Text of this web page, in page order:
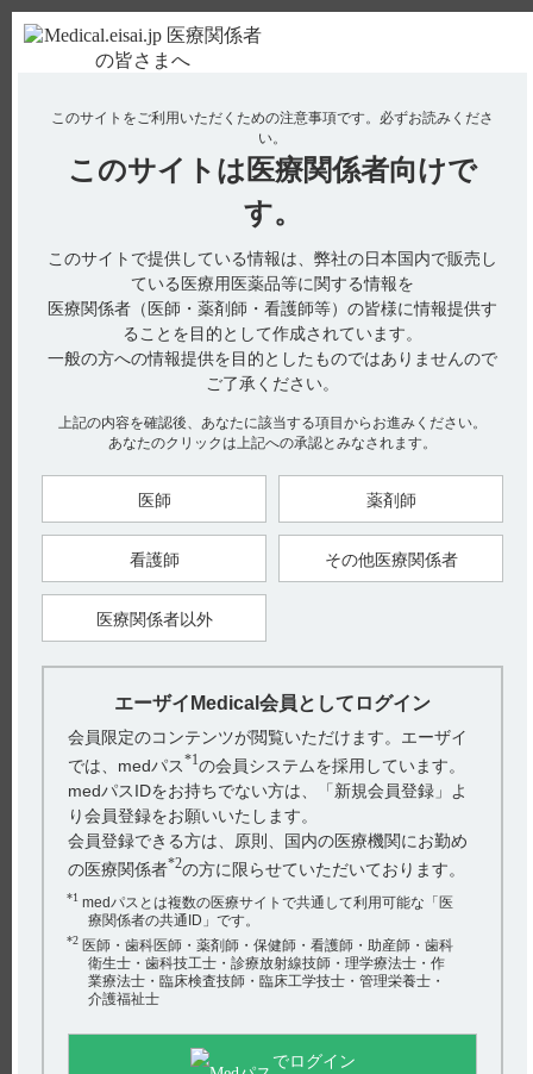
使用期限検索 Drug Information
No : 11116
【エクフィナ】 投与開始時や投与中に必要な検
【エクフィナ】
投与開始時や投与中に必要な検査はありますか？
添付文書上、投与開始時や投与中に必須としている検査の設定
はありません。
なお、添付文書には、網膜に関連する疾患又はその既往のある
患者様は、視力・視野に関する症状の変化を定期的に観察する
9．1．1網膜に関連する疾患又はその既往のある患者
網膜変性、ぶどう膜炎、遺伝性網膜症又は重度の進行性糖尿病
網膜症のある患者、網膜への影響が生じるリスクが高いと考え
られる眼疾患の既往のある患者（遺伝性網膜疾患の家族歴、色
素性網膜炎、あらゆる活動性網膜症など）、及び白子症の患者
については、視力・視野に関する症状の変化を定期的に観察す
ること。当該患者は臨床試験では除外されている。（引用1）
該当する患者様への本剤の投与をご検討されている場合には、
視力・視野に関する症状の変化にご注意をお願いします。
■合併症・既往歴等のある患者に関する注意の設定理由（引用
動物実験では、反復経口投与毒性試験（ラット）及びがん原性
試験（マウス及びラット）において、用量及び期間に依存した
網膜変性が認められ、光曝露による増強がラットで確認されま
した。この変化はサルでは認められませんでした。ヒトにおい
て網膜への有害な作用は認められておらず、網膜に関連する疾
患又はその既往のある患者を対象とした臨床試験は実施してい
ないため、非臨床試験成績を踏まえ設定しました。
【引用】
1）エクフィナ錠50mg添付文書 2019年9月作成（第1版） 9．
1．1網膜に関連する疾患又はその既往のある患者
2）社内資料：反復投与毒性試験等（2019年9月20日承認、
CTD2.6.6.3、2.6.6.5）［EQF-0016］
3）エクフィナ錠50mg新医薬品の「使用上の注意」の解説 2019
年9月作成 9．1合併症・既往歴等のある患者
2019年11月
このサイトをご利用いただくための注意事項です。 必ずお読みくださ
い。
このサイトは 医療関係者向けで
す。
このサイトで提供している情報は、弊社の日本国内で販売し
ている医療用医薬品等に関する情報を
医療関係者（医師・薬剤師・看護師等）の皆様に情報提供す
ることを目的として作成されています。
一般の方への情報提供を目的としたものではありませんので
ご了承ください。
上記の内容を確認後、あなたに該当する項目からお進みください。
あなたのクリックは上記への承認とみなされます。
医師 薬剤師
看護師 その他医療関係者
医療関係者以外
エーザイMedical会員としてログイン
会員限定のコンテンツが閲覧いただけます。エーザイ
では、medパス*1の会員システムを採用しています。
medパスIDをお持ちでない方は、「新規会員登録」よ
り会員登録をお願いいたします。
会員登録できる方は、原則、国内の医療機関にお勤め
の医療関係者*2の方に限らせていただいております。
*1 medパスとは複数の医療サイトで共通して利用可能な「医
療関係者の共通ID」です。
*2 医師・歯科医師・薬剤師・保健師・看護師・助産師・歯科
衛生士・歯科技工士・診療放射線技師・理学療法士・作
業療法士・臨床検査技師・臨床工学技士・管理栄養士・
介護福祉士
でログイン